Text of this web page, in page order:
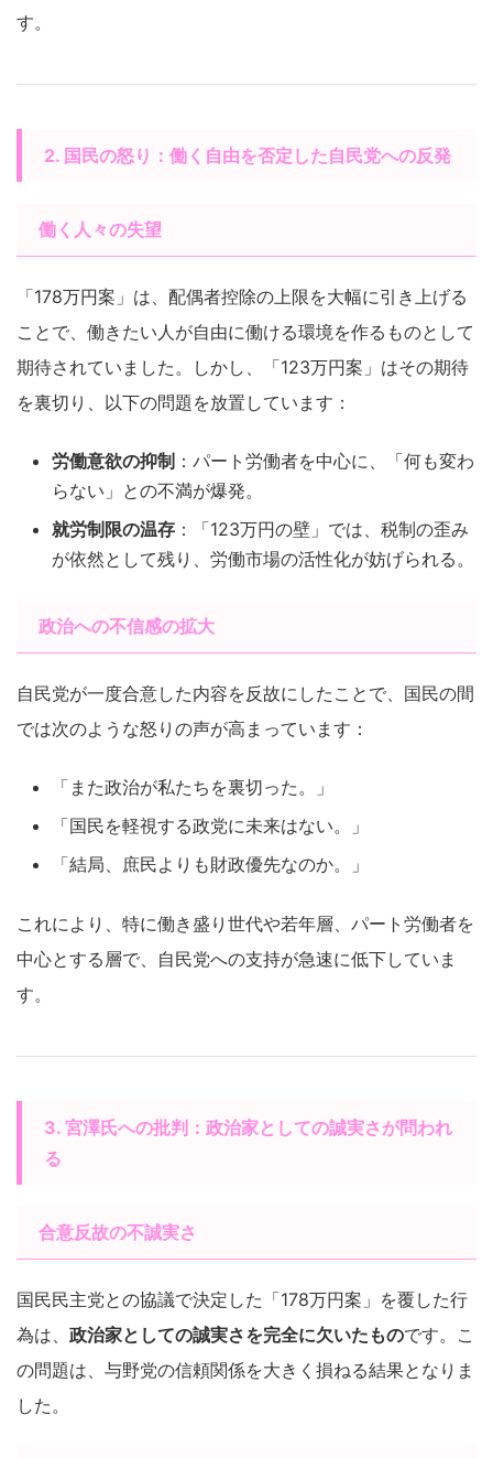
す。
2. 国民の怒り：働く自由を否定した自民党への反発
働く人々の失望
「178万円案」は、配偶者控除の上限を大幅に引き上げる
ことで、働きたい人が自由に働ける環境を作るものとして
期待されていました。しかし、「123万円案」はその期待
を裏切り、以下の問題を放置しています：
労働意欲の抑制 ：パート労働者を中心に、「何も変わ
らない」との不満が爆発。
就労制限の温存 ：「123万円の壁」では、税制の歪み
が依然として残り、労働市場の活性化が妨げられる。
政治への不信感の拡大
自民党が一度合意した内容を反故にしたことで、国民の間
では次のような怒りの声が高まっています：
「また政治が私たちを裏切った。」
「国民を軽視する政党に未来はない。」
「結局、庶民よりも財政優先なのか。」
これにより、特に働き盛り世代や若年層、パート労働者を
中心とする層で、自民党への支持が急速に低下していま
す。
3. 宮澤氏への批判：政治家としての誠実さが問われ
る
合意反故の不誠実さ
国民民主党との協議で決定した「178万円案」を覆した行
為は、 政治家としての誠実さを完全に欠いたものです。こ
の問題は、与野党の信頼関係を大きく損ねる結果となりま
した。